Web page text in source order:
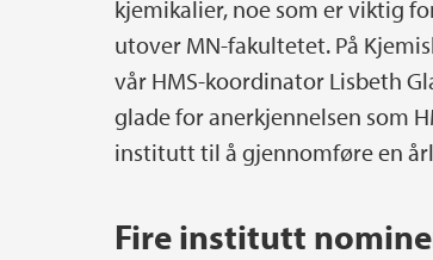
kjemikalier, noe som er viktig
utover MN-fakultetet. På
vår HMS-koordinator Lisbeth
glade for anerkjennelsen som
institutt til å gjennomføre en
Fire institutt